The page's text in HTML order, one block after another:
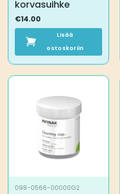
korvasuihke
€14.00
Lisää
ostoskoriin
098-0566-00000G2